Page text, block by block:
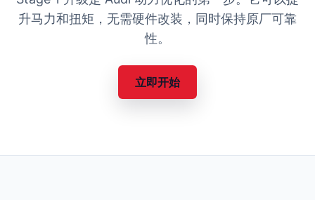
升马力和扭矩，无需硬件改装，同时保持原厂可靠
性。
立即开始